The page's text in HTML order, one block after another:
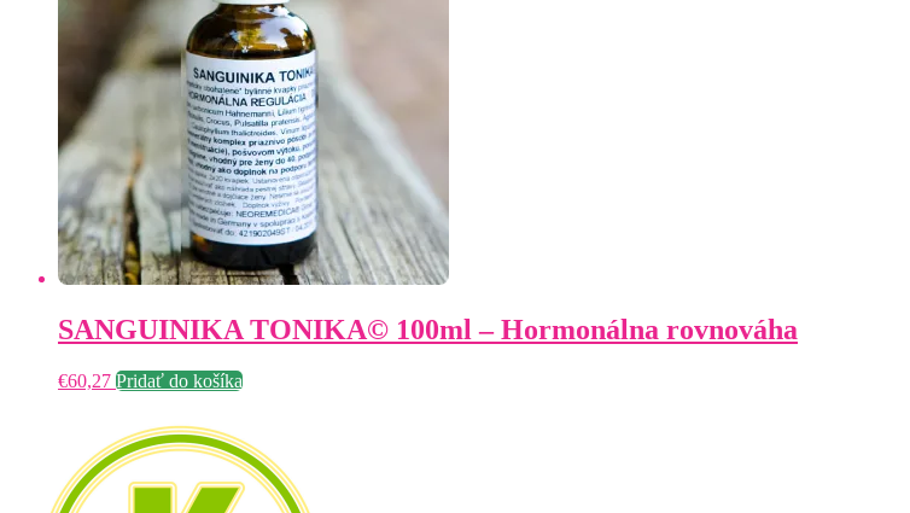
SANGUINIKA TONIKA© 100ml – Hormonálna rovnováha
€60,27 Pridať do košíka